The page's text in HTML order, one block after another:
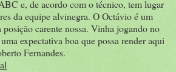
e, de acordo com o técnico, tem lugar
da equipe alvinegra. O Octávio é um
carente nossa. Vinha jogando no
expectativa boa que possa render aqui
Fernandes.